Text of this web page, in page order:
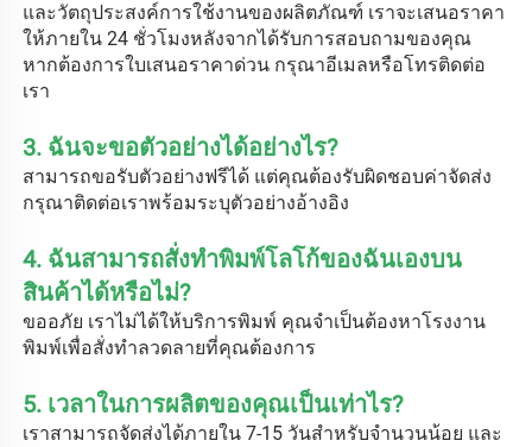
และวัตถุประสงค์การใช้งานของผลิตภัณฑ์ เราจะเสนอราคา
ให้ภายใน 24 ชั่วโมงหลังจากได้รับการสอบถามของคุณ
หากต้องการใบเสนอราคาด่วน กรุณาอีเมลหรือโทรติดต่อ
เรา
3. ฉันจะขอตัวอย่างได้อย่างไร?
สามารถขอรับตัวอย่างฟรีได้ แต่คุณต้องรับผิดชอบค่าจัดส่ง
กรุณาติดต่อเราพร้อมระบุตัวอย่างอ้างอิง
4. ฉันสามารถสั่งทำพิมพ์โลโก้ของฉันเองบน
สินค้าได้หรือไม่?
ขออภัย เราไม่ได้ให้บริการพิมพ์ คุณจำเป็นต้องหาโรงงาน
พิมพ์เพื่อสั่งทำลวดลายที่คุณต้องการ
5. เวลาในการผลิตของคุณเป็นเท่าไร?
เราสามารถจัดส่งได้ภายใน 7-15 วันสำหรับจำนวนน้อย และ